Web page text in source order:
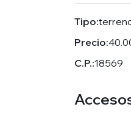
Tipo:
Precio:
C.P.:18569